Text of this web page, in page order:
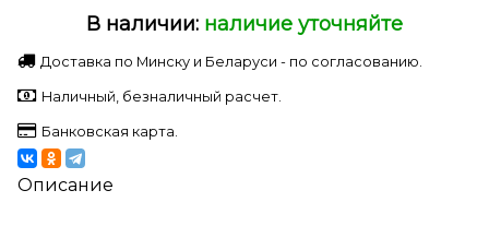
В наличии: наличие уточняйте
Доставка по Минску и Беларуси - по согласованию.
Наличный, безналичный расчет.
Банковская карта.
Описание